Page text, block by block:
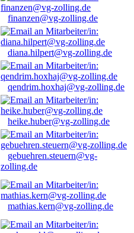
finanzen@vg-zolling.de
diana.hilpert@vg-zolling.de
qendrim.hoxhaj@vg-zolling.de
heike.huber@vg-zolling.de
gebuehren.steuern@vg-
zolling.de
mathias.kern@vg-zolling.de